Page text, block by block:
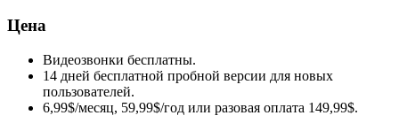
Цена
Видеозвонки бесплатны.
14 дней бесплатной пробной версии для новых
пользователей.
6,99$/месяц, 59,99$/год или разовая оплата 149,99$.